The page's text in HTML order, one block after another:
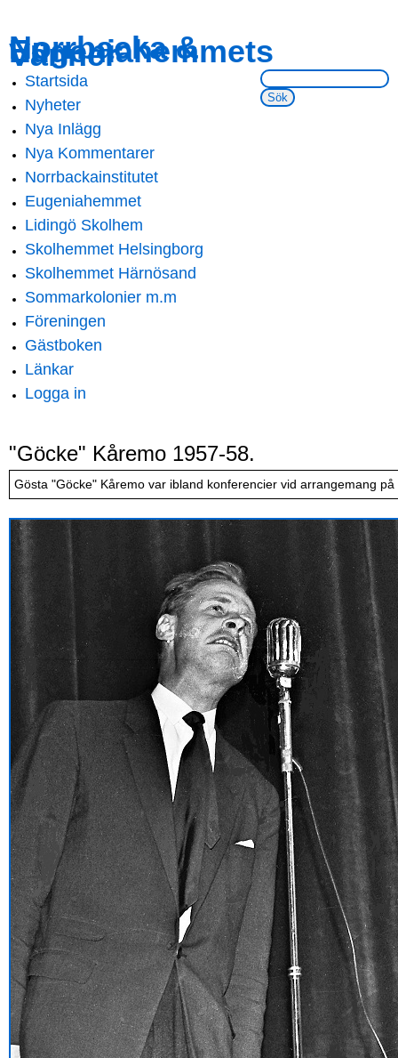
main
content
navigation
Norrbacka &
Eugeniahemmets
Vänner
Sök på webbsidan:
Main menu
Startsida
Nyheter
Nya Inlägg
Nya Kommentarer
Norrbackainstitutet
Eugeniahemmet
Lidingö Skolhem
Skolhemmet Helsingborg
Skolhemmet Härnösand
Sommarkolonier m.m
Föreningen
Gästboken
Länkar
Logga in
"Göcke" Kåremo 1957-58.
Gösta "Göcke" Kåremo var ibland konferencier vid arrangemang